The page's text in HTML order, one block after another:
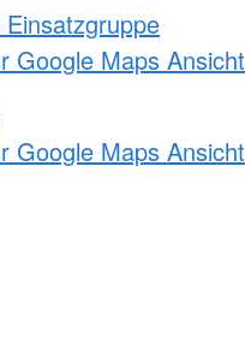
Google Maps Ansicht
Google Maps Ansicht